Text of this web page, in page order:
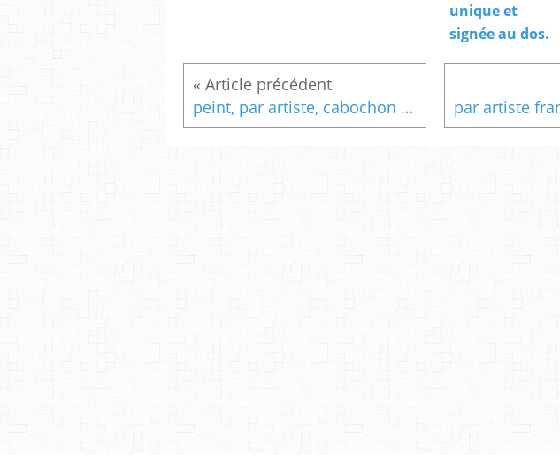
unique et
signée au dos.
peint, par artiste, cabochon verre, ovale, 18x25mm, broche, argente, bords,coquillage, petits coeurs, st jacques, art nouveau, bohème, gothique, kawai,victorien,serie rose, blanc,bik046, lacik, france